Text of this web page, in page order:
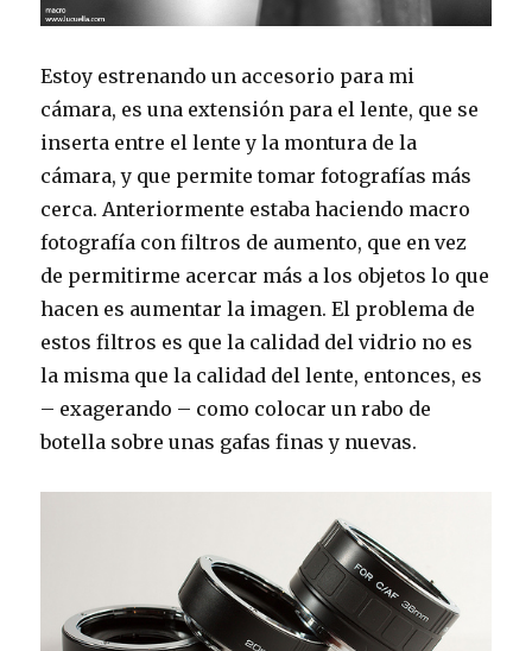
Estoy estrenando un accesorio para mi
cámara, es una extensión para el lente, que se
inserta entre el lente y la montura de la
cámara, y que permite tomar fotografías más
cerca. Anteriormente estaba haciendo macro
fotografía con filtros de aumento, que en vez
de permitirme acercar más a los objetos lo que
hacen es aumentar la imagen. El problema de
estos filtros es que la calidad del vidrio no es
la misma que la calidad del lente, entonces, es
– exagerando – como colocar un rabo de
botella sobre unas gafas finas y nuevas.